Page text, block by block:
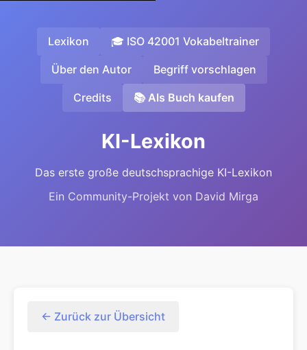
Lexikon 🎓 ISO 42001 Vokabeltrainer
Über den Autor Begriff vorschlagen
Credits 📚 Als Buch kaufen
KI-Lexikon
Das erste große deutschsprachige KI-Lexikon
Ein Community-Projekt von David Mirga
← Zurück zur Übersicht